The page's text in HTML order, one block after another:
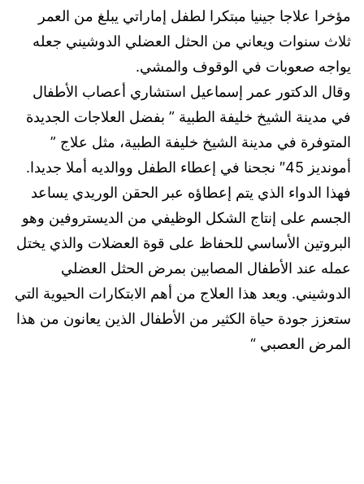
مؤخرا علاجا جينيا مبتكرا لطفل إماراتي يبلغ من العمر
ثلاث سنوات ويعاني من الحثل العضلي الدوشيني جعله
يواجه صعوبات في الوقوف والمشي.
وقال الدكتور عمر إسماعيل استشاري أعصاب الأطفال
في مدينة الشيخ خليفة الطبية ” بفضل العلاجات الجديدة
المتوفرة في مدينة الشيخ خليفة الطبية، مثل علاج ”
أمونديز 45″ نجحنا في إعطاء الطفل ووالديه أملا جديدا.
فهذا الدواء الذي يتم إعطاؤه عبر الحقن الوريدي يساعد
الجسم على إنتاج الشكل الوظيفي من الديستروفين وهو
البروتين الأساسي للحفاظ على قوة العضلات والذي يختل
عمله عند الأطفال المصابين بمرض الحثل العضلي
الدوشيني. ويعد هذا العلاج من أهم الابتكارات الحيوية التي
ستعزز جودة حياة الكثير من الأطفال الذين يعانون من هذا
المرض العصبي “